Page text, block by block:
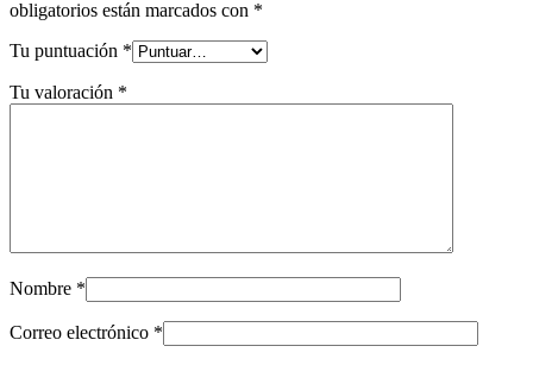
obligatorios están marcados con *
Tu puntuación *
Tu valoración *
Nombre *
Correo electrónico *